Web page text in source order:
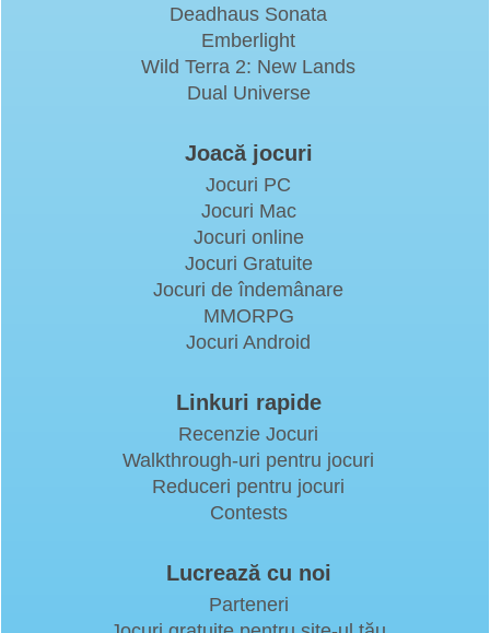
Deadhaus Sonata
Emberlight
Wild Terra 2: New Lands
Dual Universe
Joacă jocuri
Jocuri PC
Jocuri Mac
Jocuri online
Jocuri Gratuite
Jocuri de îndemânare
MMORPG
Jocuri Android
Linkuri rapide
Recenzie Jocuri
Walkthrough-uri pentru jocuri
Reduceri pentru jocuri
Contests
Lucrează cu noi
Parteneri